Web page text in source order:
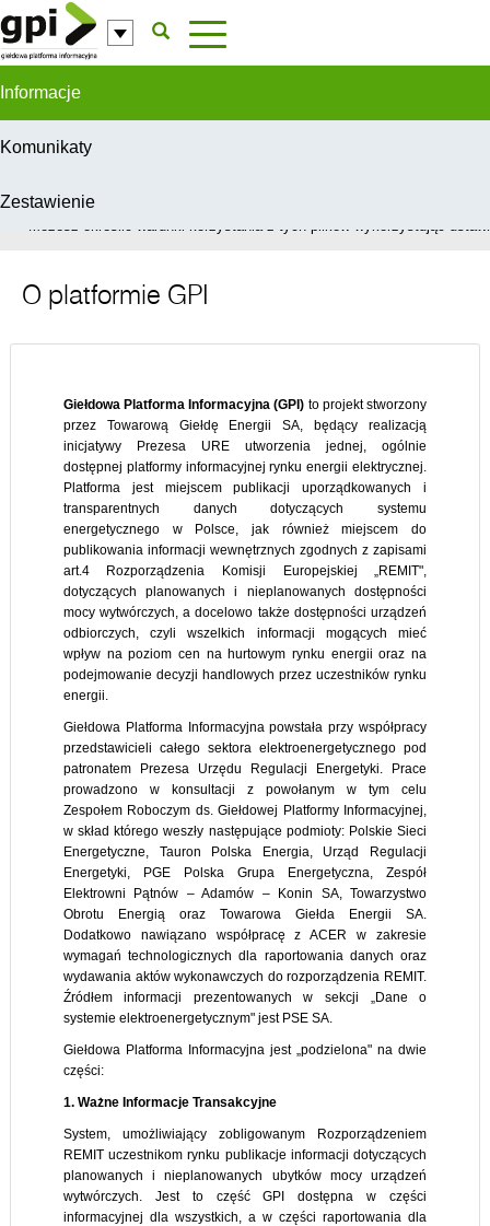
Przejdź do komentarzy
Informacje
Komunikaty
Zestawienie
W celu świadczenia usług na najwyższym poziomie, serwis GPI
Możesz określić warunki korzystania z tych plików wykorzystując
O platformie GPI
Giełdowa Platforma Informacyjna (GPI) to projekt stworzony
przez Towarową Giełdę Energii SA, będący realizacją
inicjatywy Prezesa URE utworzenia jednej, ogólnie
dostępnej platformy informacyjnej rynku energii elektrycznej.
Platforma jest miejscem publikacji uporządkowanych i
transparentnych danych dotyczących systemu
energetycznego w Polsce, jak również miejscem do
publikowania informacji wewnętrznych zgodnych z zapisami
art.4 Rozporządzenia Komisji Europejskiej „REMIT",
dotyczących planowanych i nieplanowanych dostępności
mocy wytwórczych, a docelowo także dostępności urządzeń
odbiorczych, czyli wszelkich informacji mogących mieć
wpływ na poziom cen na hurtowym rynku energii oraz na
podejmowanie decyzji handlowych przez uczestników rynku
energii.
Giełdowa Platforma Informacyjna powstała przy współpracy
przedstawicieli całego sektora elektroenergetycznego pod
patronatem Prezesa Urzędu Regulacji Energetyki. Prace
prowadzono w konsultacji z powołanym w tym celu
Zespołem Roboczym ds. Giełdowej Platformy Informacyjnej,
w skład którego weszły następujące podmioty: Polskie Sieci
Energetyczne, Tauron Polska Energia, Urząd Regulacji
Energetyki, PGE Polska Grupa Energetyczna, Zespół
Elektrowni Pątnów – Adamów – Konin SA, Towarzystwo
Obrotu Energią oraz Towarowa Giełda Energii SA.
Dodatkowo nawiązano współpracę z ACER w zakresie
wymagań technologicznych dla raportowania danych oraz
wydawania aktów wykonawczych do rozporządzenia REMIT.
Źródłem informacji prezentowanych w sekcji „Dane o
systemie elektroenergetycznym" jest PSE SA.
Giełdowa Platforma Informacyjna jest „podzielona" na dwie
części:
1. Ważne Informacje Transakcyjne
System, umożliwiający zobligowanym Rozporządzeniem
REMIT uczestnikom rynku publikacje informacji dotyczących
planowanych i nieplanowanych ubytków mocy urządzeń
wytwórczych. Jest to część GPI dostępna w części
informacyjnej dla wszystkich, a w części raportowania dla